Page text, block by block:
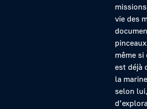
vie des
même
est déjà
la
selon